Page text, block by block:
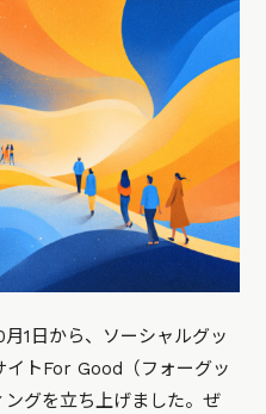
1日から、ソーシャルグッ
イトFor Good（フォーグッ
ングを立ち上げました。ぜ